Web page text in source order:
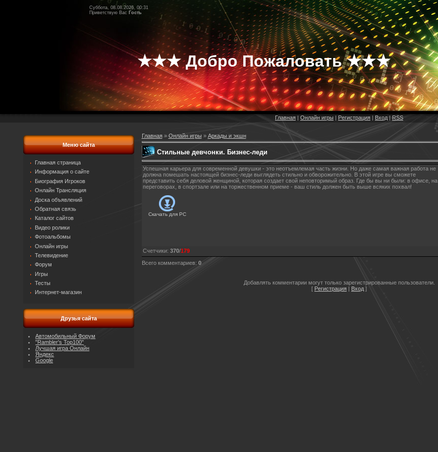
Суббота, 08.08.2026, 00:31
Приветствую Вас Гость
★★★ Добро Пожаловать ★★★
Главная | Онлайн игры | Регистрация | Вход|RSS
Меню сайта
Главная страница
Информация о сайте
Биография Игроков
Онлайн Трансляция
Доска объявлений
Обратная связь
Каталог сайтов
Видео ролики
Фотоальбомы
Онлайн игры
Телевидение
Форум
Игры
Тесты
Интернет-магазин
Друзья сайта
Автомобильный Форум
"Rambler's Top100"
Лучшая игра Онлайн
Яндекс
Google
Главная» Онлайн игры » Аркады и экшн
Стильные девчонки. Бизнес-леди
Успешная карьера для современной девушки - это неотъемлемая часть жизни. Но даже самая важная работа не
должна помешать настоящей бизнес-леди выглядеть стильно и обворожительно. В этой игре вы сможете
представить себя деловой женщиной, которая создает свой неповторимый образ. Где бы вы ни были: в офисе, на
переговорах, в спортзале или на торжественном приеме - ваш стиль должен быть выше всяких похвал!
Скачать дляPC
Счетчики: 370/179
Всего комментариев: 0
Добавлять комментарии могут только зарегистрированные пользователи.
[ Регистрация Вход ]